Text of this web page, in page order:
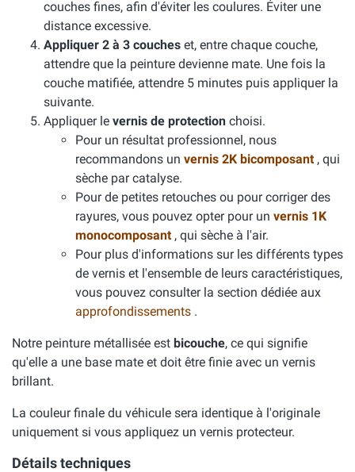
couches fines, afin d'éviter les coulures. Éviter une
distance excessive.
Appliquer 2 à 3 couches et, entre chaque couche,
attendre que la peinture devienne mate. Une fois la
couche matifiée, attendre 5 minutes puis appliquer la
suivante.
Appliquer le vernis de protection choisi.
Pour un résultat professionnel, nous
recommandons un vernis 2K bicomposant , qui
sèche par catalyse.
Pour de petites retouches ou pour corriger des
rayures, vous pouvez opter pour un vernis 1K
monocomposant , qui sèche à l'air.
Pour plus d'informations sur les différents types
de vernis et l'ensemble de leurs caractéristiques,
vous pouvez consulter la section dédiée aux
approfondissements .
Notre peinture métallisée est bicouche, ce qui signifie
qu'elle a une base mate et doit être finie avec un vernis
brillant.
La couleur finale du véhicule sera identique à l'originale
uniquement si vous appliquez un vernis protecteur.
Détails techniques